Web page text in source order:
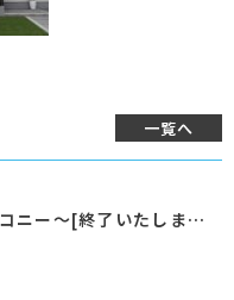
一覧へ
OPEN HOUSE～夜景の見えるバルコニー～[終了いたしました]